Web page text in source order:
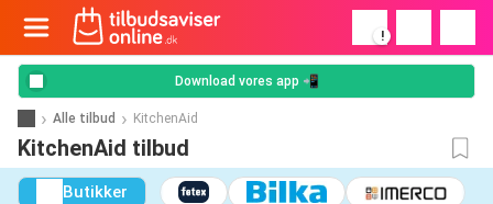
!
Download vores app 📲
Alle tilbud KitchenAid
KitchenAid tilbud
Butikker